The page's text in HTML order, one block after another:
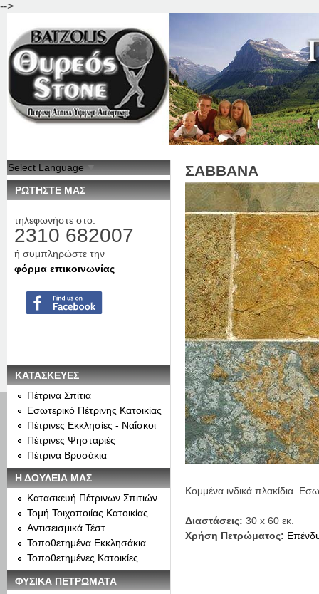
-->
ΣΑΒΒΑΝΑ
Κομμένα ινδικά πλακίδια.
Διαστάσεις: 30 x 60 εκ.
Χρήση Πετρώματος:
Select Language▼
ΡΩΤΗΣΤΕ ΜΑΣ
τηλεφωνήστε στο:
2310 682007
ή συμπληρώστε την
φόρμα επικοινωνίας
ΚΑΤΑΣΚΕΥΕΣ
Πέτρινα Σπίτια
Εσωτερικό Πέτρινης Κατοικίας
Πέτρινες Εκκλησίες - Ναΐσκοι
Πέτρινες Ψησταριές
Πέτρινα Βρυσάκια
Η ΔΟΥΛΕΙΑ ΜΑΣ
Κατασκευή Πέτρινων Σπιτιών
Τομή Τοιχοποιίας Κατοικίας
Αντισεισμικά Τέστ
Τοποθετημένα Εκκλησάκια
Τοποθετημένες Κατοικίες
ΦΥΣΙΚΑ ΠΕΤΡΩΜΑΤΑ